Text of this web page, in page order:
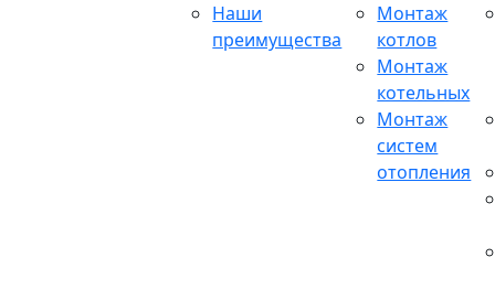
Наши
преимущества
Монтаж
котлов
Монтаж
котельных
Монтаж
систем
отопления